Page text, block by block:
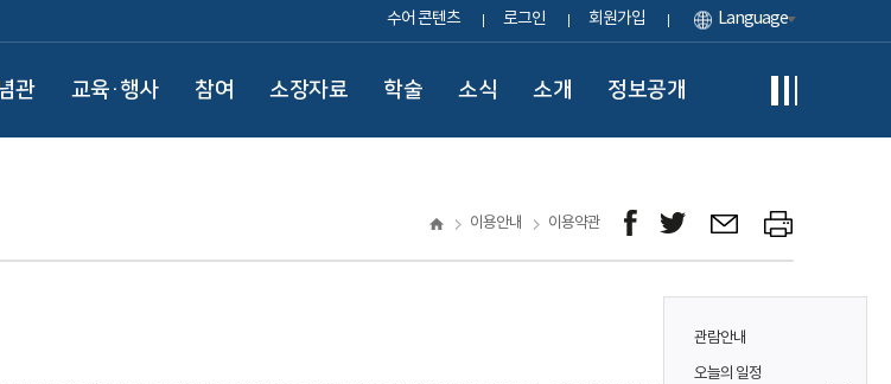
수어 콘텐츠 로그인 회원가입 Language
관 교육·행사 참여 소장자료 학술 소식 소개 정보공개
관람안내
오늘의 일정
이용안내 이용약관